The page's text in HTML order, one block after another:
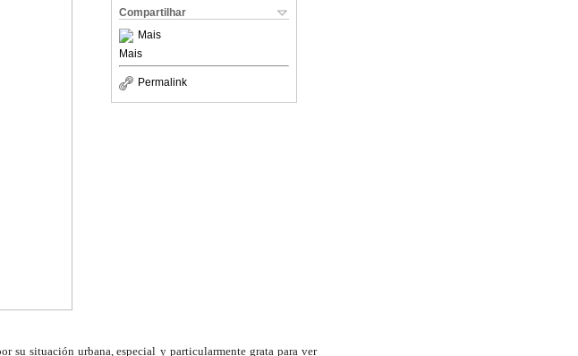
Compartilhar
Mais
Mais
Permalink
su situación urbana, especial y particularmente grata para ver